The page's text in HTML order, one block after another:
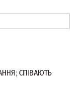
СПІВАЮТЬ